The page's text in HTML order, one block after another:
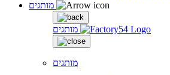
מותגים
מותגים